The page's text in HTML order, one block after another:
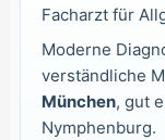
Facharzt für
Moderne
verständliche
München, gut
Nymphenburg.